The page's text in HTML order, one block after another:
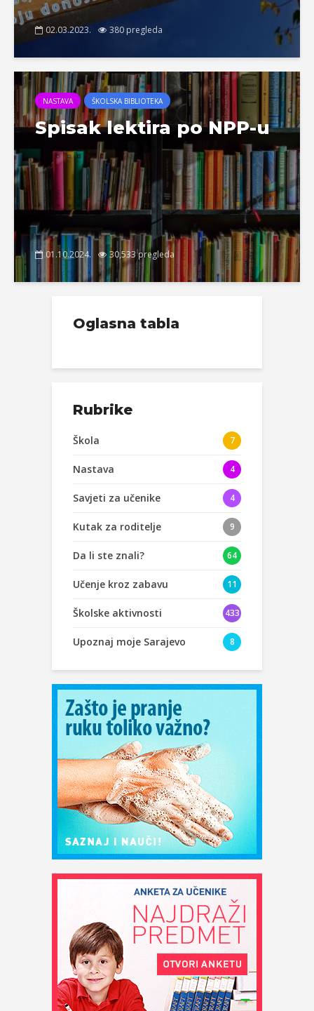
02.03.2023. 380 pregleda
NASTAVA ŠKOLSKA BIBLIOTEKA
Spisak lektira po NPP-u
01.10.2024. 30,533 pregleda
Oglasna tabla
Rubrike
Škola 7
Nastava 4
Savjeti za učenike 4
Kutak za roditelje 9
Da li ste znali? 64
Učenje kroz zabavu 11
Školske aktivnosti 433
Upoznaj moje Sarajevo 8